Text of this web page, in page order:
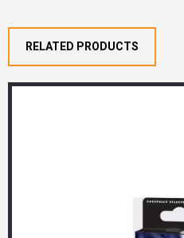
RELATED PRODUCTS